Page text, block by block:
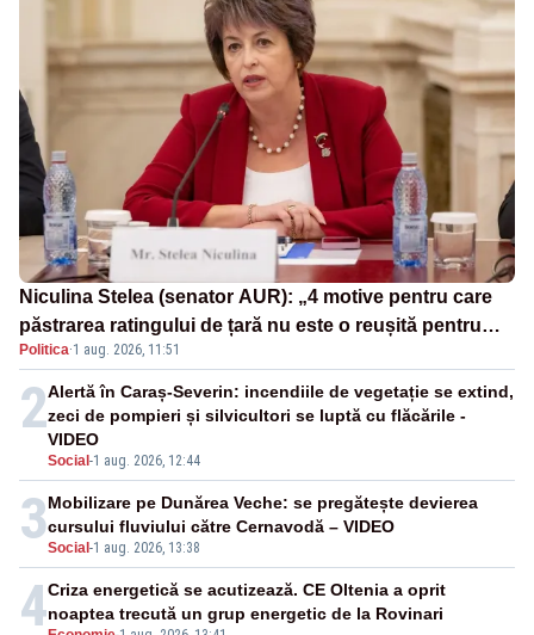
Niculina Stelea (senator AUR): „4 motive pentru care
păstrarea ratingului de țară nu este o reușită pentru
Guvernul Bolojan”
Politica·1 aug. 2026, 11:51
2
Social -1 aug. 2026, 12:44
Alertă în Caraș-Severin: incendiile de vegetație se extind,
zeci de pompieri și silvicultori se luptă cu flăcările -
VIDEO
3Social -1 aug. 2026, 13:38
Mobilizare pe Dunărea Veche: se pregătește devierea
cursului fluviului către Cernavodă – VIDEO
4Criza energetică se acutizează. CE Oltenia a oprit
noaptea trecută un grup energetic de la Rovinari